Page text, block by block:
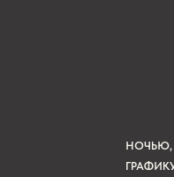
НОЧЬЮ,